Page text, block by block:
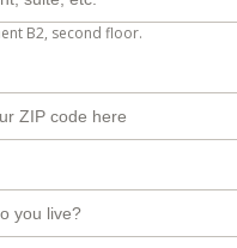
B2, second floor.